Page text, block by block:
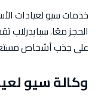
خدمات سيو لعيادات
الحجز معًا. سبايدرلاب
على جذب أشخاص
وكالة سيو